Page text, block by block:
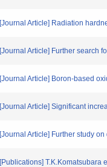
[Journal Article] Radiation
[Journal Article] Further search
[Journal Article] Boron-based
[Journal Article] Significant
[Journal Article] Further study
[Publications] T.K.Komatsubara